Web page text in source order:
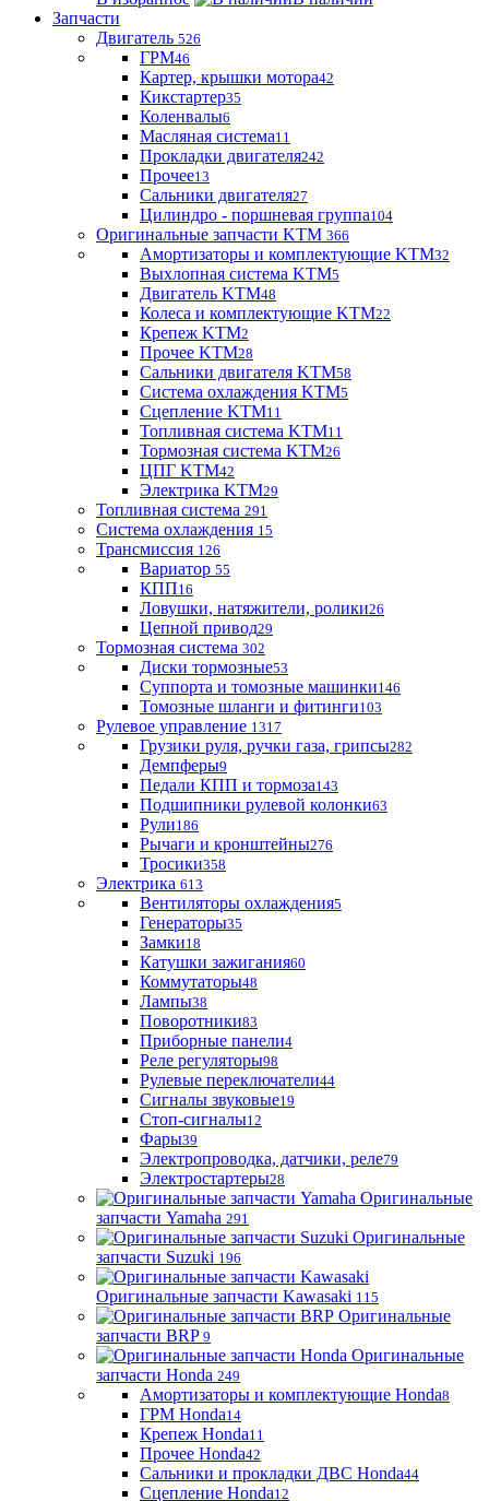
Запчасти
Двигатель 526
ГРМ46
Картер, крышки мотора42
Кикстартер35
Коленвалы6
Масляная система11
Прокладки двигателя242
Прочее13
Сальники двигателя27
Цилиндро - поршневая группа104
Оригинальные запчасти KTM 366
Амортизаторы и комплектующие KTM32
Выхлопная система KTM5
Двигатель KTM48
Колеса и комплектующие KTM22
Крепеж KTM2
Прочее KTM28
Сальники двигателя KTM58
Система охлаждения KTM5
Сцепление KTM11
Топливная система KTM11
Тормозная система KTM26
ЦПГ KTM42
Электрика KTM29
Топливная система 291
Система охлаждения 15
Трансмиссия 126
Вариатор 55
КПП16
Ловушки, натяжители, ролики26
Цепной привод29
Тормозная система 302
Диски тормозные53
Суппорта и томозные машинки146
Томозные шланги и фитинги103
Рулевое управление 1317
Грузики руля, ручки газа, грипсы282
Демпферы9
Педали КПП и тормоза143
Подшипники рулевой колонки63
Рули186
Рычаги и кронштейны276
Тросики358
Электрика 613
Вентиляторы охлаждения5
Генераторы35
Замки18
Катушки зажигания60
Коммутаторы48
Лампы38
Поворотники83
Приборные панели4
Реле регуляторы98
Рулевые переключатели44
Сигналы звуковые19
Стоп-сигналы12
Фары39
Электропроводка, датчики, реле79
Электростартеры28
Оригинальные
запчасти Yamaha 291
Оригинальные
запчасти Suzuki 196
Оригинальные запчасти Kawasaki 115
Оригинальные
запчасти BRP 9
Оригинальные
запчасти Honda 249
Амортизаторы и комплектующие Honda8
ГРМ Honda14
Крепеж Honda11
Прочее Honda42
Сальники и прокладки ДВС Honda44
Сцепление Honda12